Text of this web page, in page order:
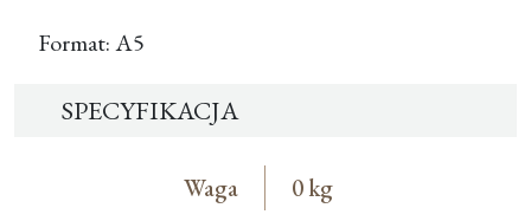
Format: A5
SPECYFIKACJA
Waga 0 kg